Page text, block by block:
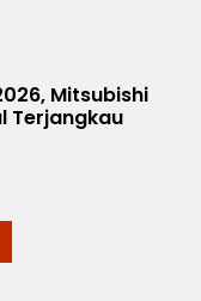
Mitsubishi
Terjangkau